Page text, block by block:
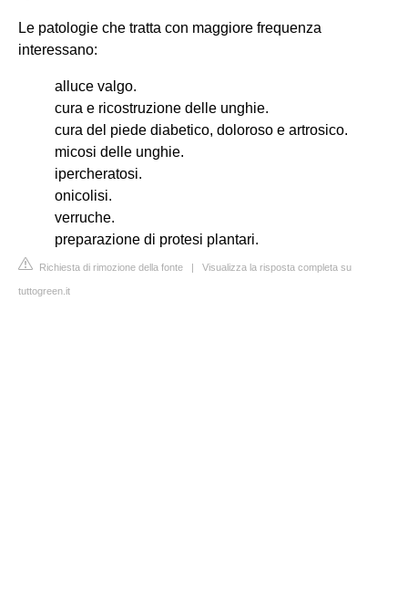
Le patologie che tratta con maggiore frequenza
interessano:
alluce valgo.
cura e ricostruzione delle unghie.
cura del piede diabetico, doloroso e artrosico.
micosi delle unghie.
ipercheratosi.
onicolisi.
verruche.
preparazione di protesi plantari.
Richiesta di rimozione della fonte | Visualizza la risposta completa su
tuttogreen.it